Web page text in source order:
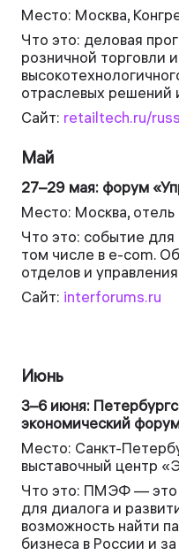
Место: Москва,
Что это: деловая
розничной торговли
отраслевых решений
Сайт: retailtech.ru/
Май
27–29 мая: форум
Место: Москва,
Что это: событие
том числе в e-com.
отделов и
Сайт: interforums.ru
Июнь
3–6 июня:
экономический
Место: Санкт-
выставочный центр
Что это: ПМЭФ — это
для диалога и
возможность найти
бизнеса в России и